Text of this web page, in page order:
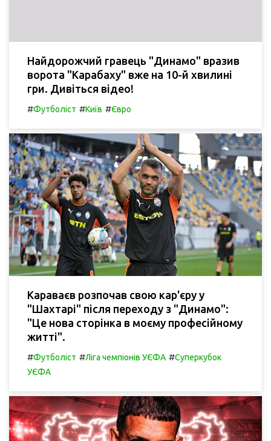
Найдорожчий гравець "Динамо" вразив
ворота "Карабаху" вже на 10-й хвилині
гри. Дивіться відео!
#Футболіст #Київ #Євро
Караваєв розпочав свою кар'єру у
"Шахтарі" після переходу з "Динамо":
"Це нова сторінка в моєму професійному
житті".
#Футболіст #Ліга чемпіонів УЄФА #Суперкубок
УЄФА